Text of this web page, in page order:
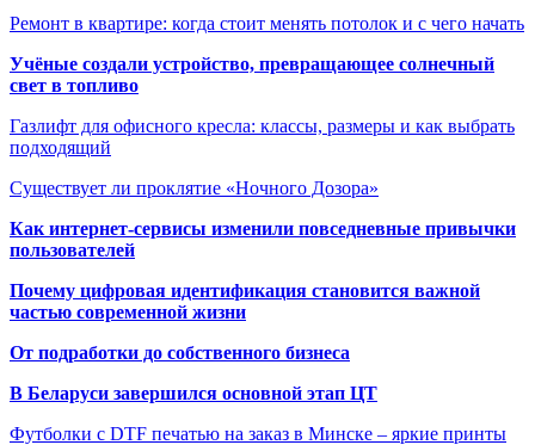
Ремонт в квартире: когда стоит менять потолок и с чего начать
Учёные создали устройство, превращающее солнечный
свет в топливо
Газлифт для офисного кресла: классы, размеры и как выбрать
подходящий
Существует ли проклятие «Ночного Дозора»
Как интернет-сервисы изменили повседневные привычки
пользователей
Почему цифровая идентификация становится важной
частью современной жизни
От подработки до собственного бизнеса
В Беларуси завершился основной этап ЦТ
Футболки с DTF печатью на заказ в Минске – яркие принты